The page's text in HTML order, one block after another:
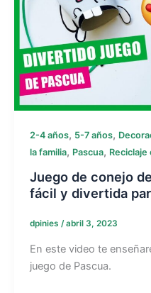
2-4 años, 5-7 años,
la familia, Pascua,
Juego de conejo
fácil y divertida
dpinies /abril 3, 2023
En este video te
juego de Pascua.